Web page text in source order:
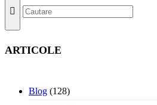
ARTICOLE
Blog (128)